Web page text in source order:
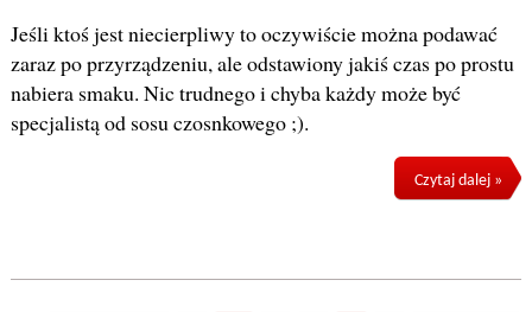
Jeśli ktoś jest niecierpliwy to oczywiście można podawać
zaraz po przyrządzeniu, ale odstawiony jakiś czas po prostu
nabiera smaku. Nic trudnego i chyba każdy może być
specjalistą od sosu czosnkowego ;).
Czytaj dalej »